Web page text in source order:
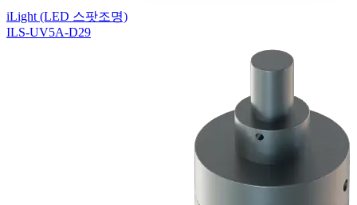
iLight (LED 스팟조명)
ILS-UV5A-D29